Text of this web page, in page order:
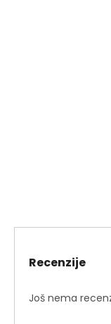
Recenzije
Još nema